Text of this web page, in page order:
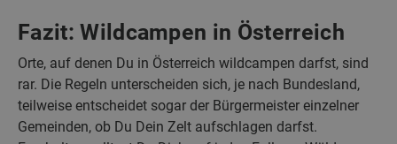
Fazit: Wildcampen in Österreich
Orte, auf denen Du in Österreich wildcampen darfst, sind
rar. Die Regeln unterscheiden sich, je nach Bundesland,
teilweise entscheidet sogar der Bürgermeister einzelner
Gemeinden, ob Du Dein Zelt aufschlagen darfst.